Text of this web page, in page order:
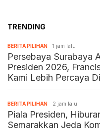
TRENDING
BERITA PILIHAN 1 jam lalu
Persebaya Surabaya
Presiden 2026,
Kami Lebih Percaya
BERITA PILIHAN 2 jam lalu
Piala Presiden,
Semarakkan Jeda